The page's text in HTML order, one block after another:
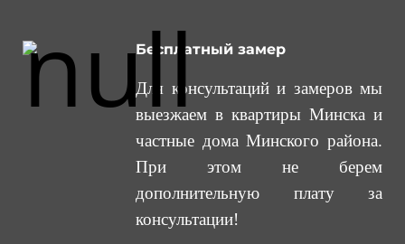
Бесплатный замер
Для консультаций и замеров мы
выезжаем в квартиры Минска и
частные дома Минского района.
При этом не берем
дополнительную плату за
консультации!